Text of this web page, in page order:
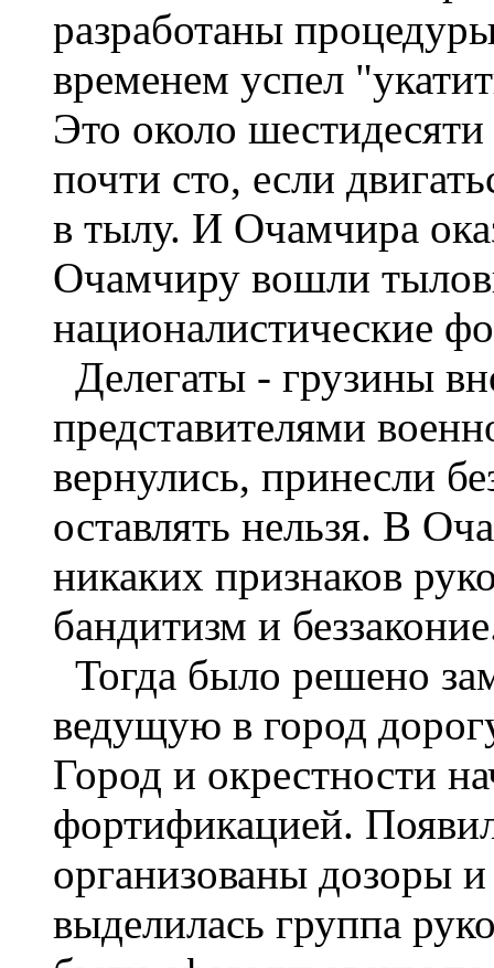
разработаны
временем успел
Это около
почти сто, если
в тылу. И Очамчира
Очамчиру вошли
националистические
Делегаты - грузины
представителями
вернулись, принесли
оставлять нельзя. В
никаких признаков
бандитизм и
Тогда было решено
ведущую в город
Город и окрестности
фортификацией.
организованы дозоры
выделилась группа